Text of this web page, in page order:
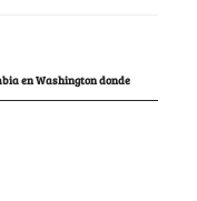
en Washington donde